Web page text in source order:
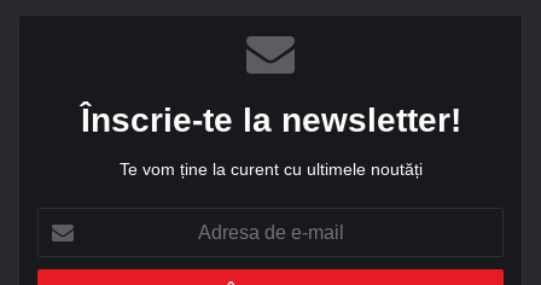
Înscrie-te la newsletter!
Te vom ține la curent cu ultimele noutăți
r